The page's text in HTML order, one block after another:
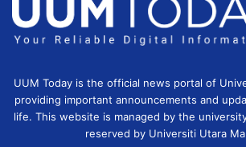
UUM Today is the official news portal of
providing important announcements and
life. This website is managed by the
reserved by Universiti Utara